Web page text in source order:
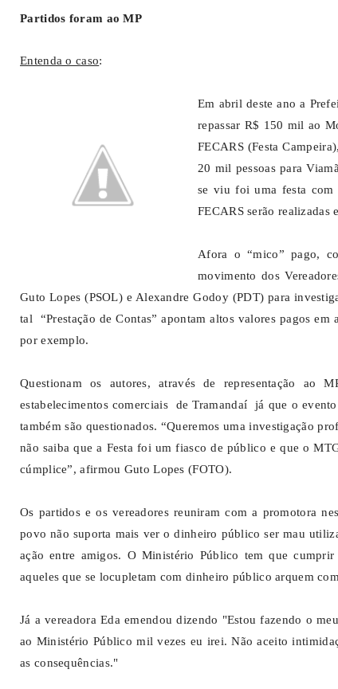
Partidos foram ao MP
Entenda o caso:
Em abril deste ano a
repassar R$ 150 mil ao
FECARS (Festa
20 mil pessoas para
se viu foi uma festa com
FECARS serão realizadas
Afora o “mico” pago,
movimento dos
Guto Lopes (PSOL) e Alexandre Godoy (PDT) para
tal “Prestação de Contas” apontam altos valores pagos
por exemplo.
Questionam os autores, através de representação ao
estabelecimentos comerciais de Tramandaí já que o
também são questionados. “Queremos uma investigação
não saiba que a Festa foi um fiasco de público e que o
cúmplice”, afirmou Guto Lopes (FOTO).
Os partidos e os vereadores reuniram com a promotora
povo não suporta mais ver o dinheiro público ser mau
ação entre amigos. O Ministério Público tem que
aqueles que se locupletam com dinheiro público arquem
Já a vereadora Eda emendou dizendo "Estou fazendo o
ao Ministério Público mil vezes eu irei. Não aceito
as consequências."